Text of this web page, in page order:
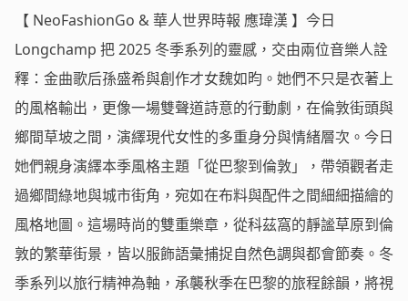
【 NeoFashionGo & 華人世界時報 應瑋漢 】今日
Longchamp 把 2025 冬季系列的靈感，交由兩位音樂人詮
釋：金曲歌后孫盛希與創作才女魏如昀。她們不只是衣著上
的風格輸出，更像一場雙聲道詩意的行動劇，在倫敦街頭與
鄉間草坡之間，演繹現代女性的多重身分與情緒層次。今日
她們親身演繹本季風格主題「從巴黎到倫敦」，帶領觀者走
過鄉間綠地與城市街角，宛如在布料與配件之間細細描繪的
風格地圖。這場時尚的雙重樂章，從科茲窩的靜謐草原到倫
敦的繁華街景，皆以服飾語彙捕捉自然色調與都會節奏。冬
季系列以旅行精神為軸，承襲秋季在巴黎的旅程餘韻，將視